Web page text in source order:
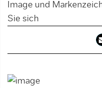
Image und
Sie sich